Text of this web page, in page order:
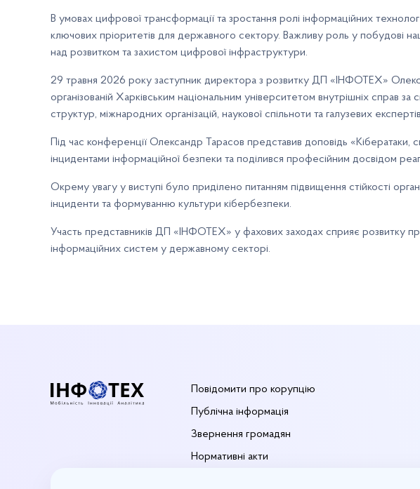
В умовах цифрової трансформації та зростання ролі інформаційних
ключових пріоритетів для державного сектору. Важливу роль у побудові
над розвитком та захистом цифрової інфраструктури.
29 травня 2026 року заступник директора з розвитку ДП «ІНФОТЕХ»
організованій Харківським національним університетом внутрішніх справ
структур, міжнародних організацій, наукової спільноти та галузевих
Під час конференції Олександр Тарасов представив доповідь «Кібератаки,
інцидентами інформаційної безпеки та поділився професійним досвідом
Окрему увагу у виступі було приділено питанням підвищення стійкості
інциденти та формуванню культури кібербезпеки.
Участь представників ДП «ІНФОТЕХ» у фахових заходах сприяє розвитку
інформаційних систем у державному секторі.
Повідомити про корупцію
Публічна інформація
Звернення громадян
Нормативні акти